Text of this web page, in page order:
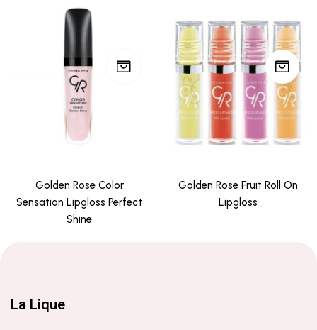
Golden Rose Color
Sensation Lipgloss Perfect
Shine
Golden Rose Fruit Roll On
Lipgloss
La Lique